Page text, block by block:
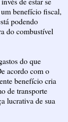
benefício fiscal,
podendo
do combustível
do que
acordo com o
benefício cria
de transporte
lucrativa de sua